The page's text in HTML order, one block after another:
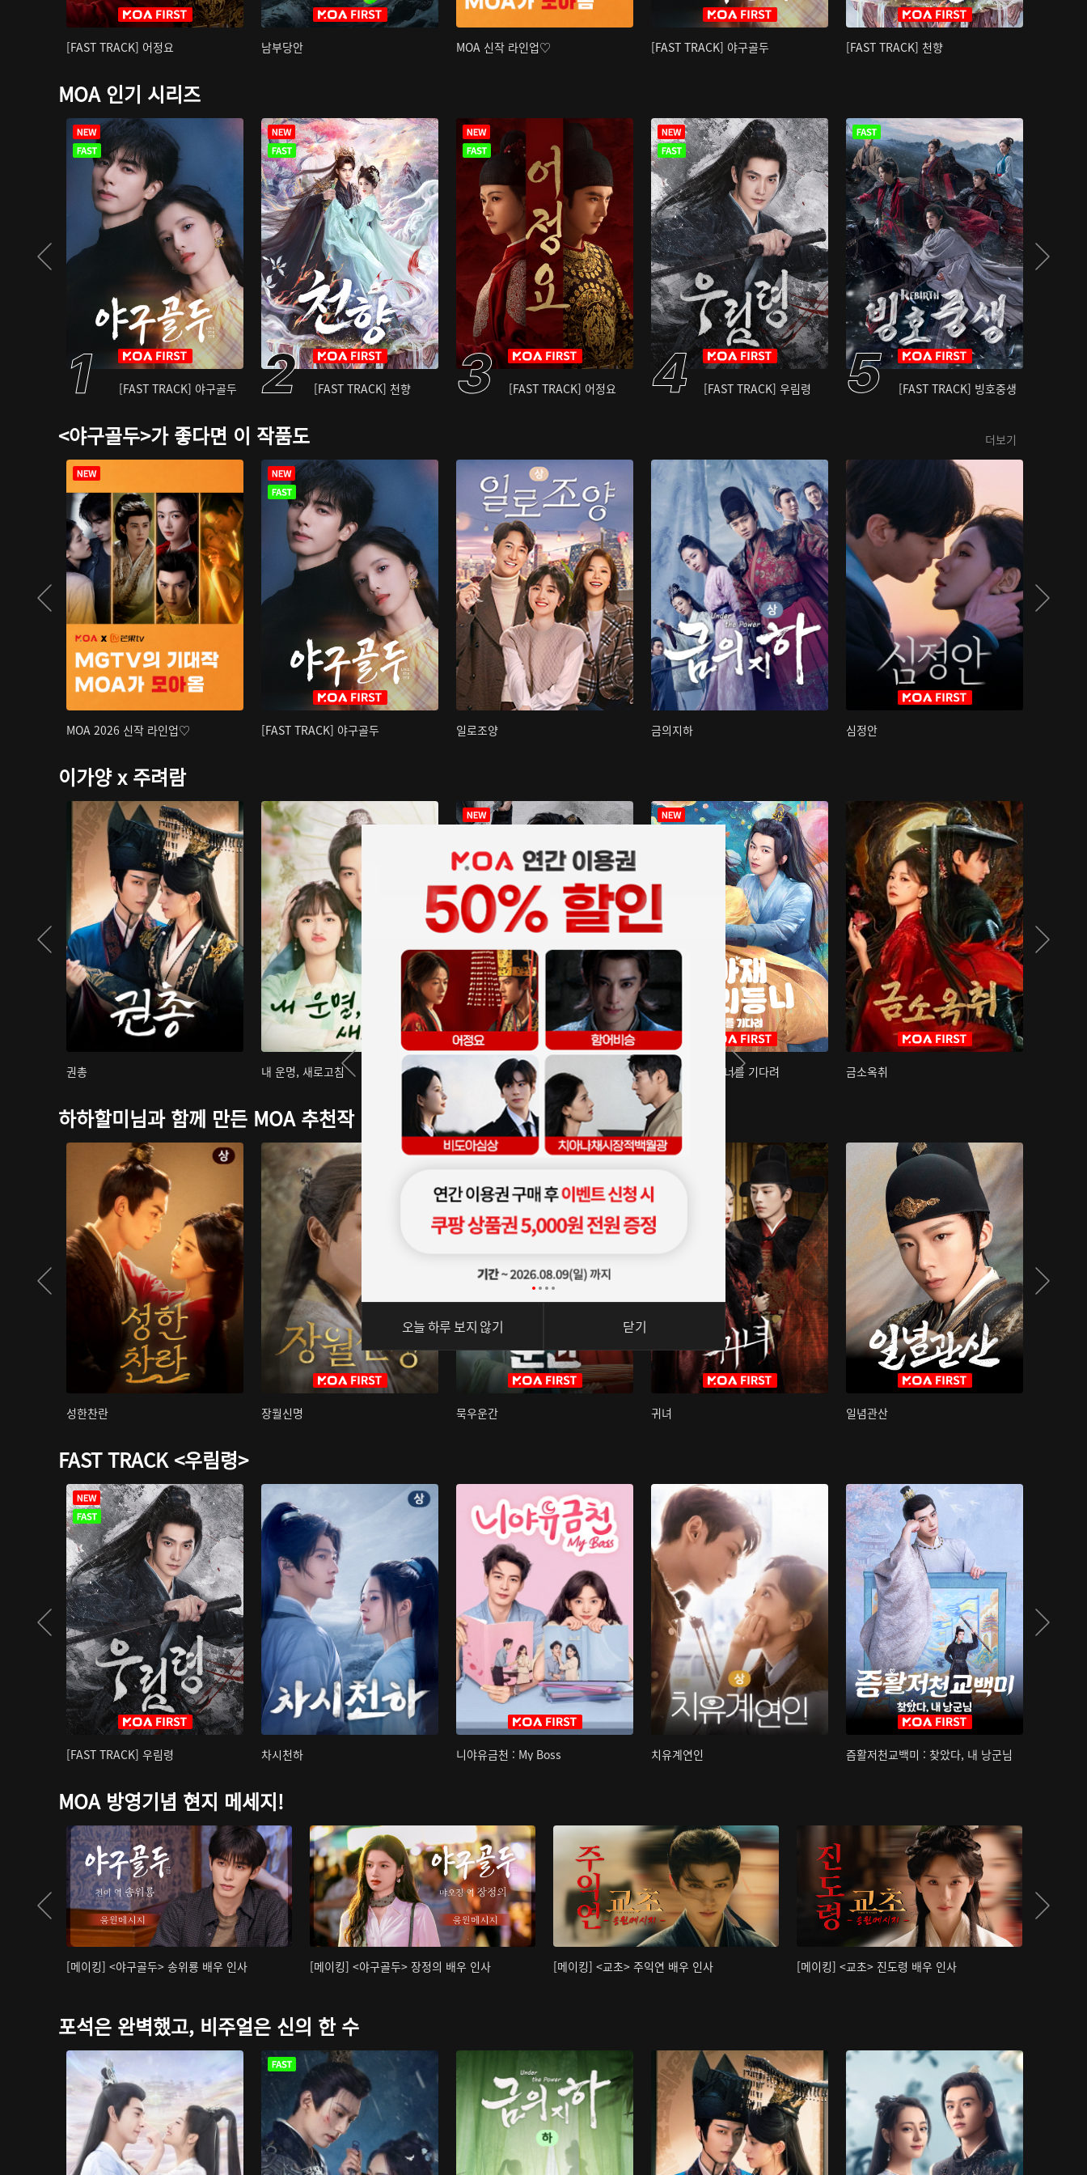
[FAST TRACK] 어정요 남부당안 MOA 신작 라인업♡ [FAST TRACK] 야구골두 [FAST TRACK] 천향
MOA 인기 시리즈
[FAST TRACK] 야구골두 [FAST TRACK] 천향 [FAST TRACK] 어정요 [FAST TRACK] 우림령 [FAST TRACK] 빙호중생
<야구골두>가 좋다면 이 작품도 더보기
MOA 2026 신작 라인업♡ [FAST TRACK] 야구골두 일로조양 금의지하 심정안
이가양 x 주려람
권총 내 운명, 새로고침 아재저리등니 : 너를 기다려 금소옥취
하하할미님과 함께 만든 MOA 추천작
성한찬란 장월신명 묵우운간 귀녀 일념관산
FAST TRACK <우림령>
[FAST TRACK] 우림령 차시천하 니야유금천 : My Boss 치유계연인 즘활저천교백미 : 찾았다, 내 낭군님
MOA 방영기념 현지 메세지!
[메이킹] <야구골두> 송위룡 배우 인사 [메이킹] <야구골두> 장정의 배우 인사 [메이킹] <교초> 주익연 배우 인사 [메이킹] <교초> 진도령 배우 인사
포석은 완벽했고, 비주얼은 신의 한 수
오늘 하루 보지 않기 닫기